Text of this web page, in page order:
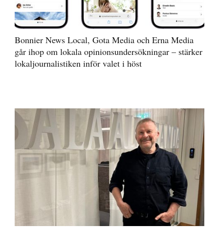
Bonnier News Local, Gota Media och Erna Media
går ihop om lokala opinionsundersökningar – stärker
lokaljournalistiken inför valet i höst